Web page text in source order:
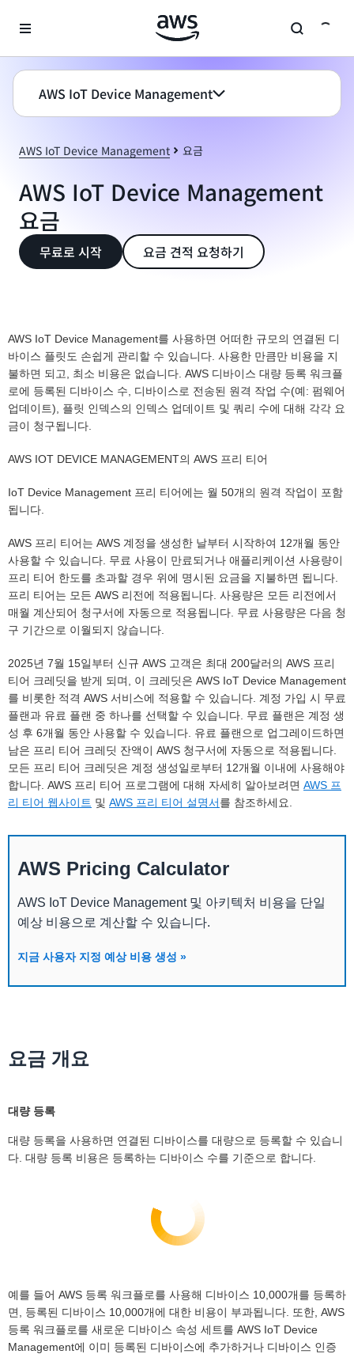
AWS IoT Device Management
AWS IoT Device Management 요금
AWS IoT Device Management
요금
무료로 시작 요금 견적 요청하기
AWS IoT Device Management를 사용하면 어떠한 규모의 연결된 디
바이스 플릿도 손쉽게 관리할 수 있습니다. 사용한 만큼만 비용을 지
불하면 되고, 최소 비용은 없습니다. AWS 디바이스 대량 등록 워크플
로에 등록된 디바이스 수, 디바이스로 전송된 원격 작업 수(예: 펌웨어
업데이트), 플릿 인덱스의 인덱스 업데이트 및 쿼리 수에 대해 각각 요
금이 청구됩니다.
AWS IOT DEVICE MANAGEMENT의 AWS 프리 티어
IoT Device Management 프리 티어에는 월 50개의 원격 작업이 포함
됩니다.
AWS 프리 티어는 AWS 계정을 생성한 날부터 시작하여 12개월 동안
사용할 수 있습니다. 무료 사용이 만료되거나 애플리케이션 사용량이
프리 티어 한도를 초과할 경우 위에 명시된 요금을 지불하면 됩니다.
프리 티어는 모든 AWS 리전에 적용됩니다. 사용량은 모든 리전에서
매월 계산되어 청구서에 자동으로 적용됩니다. 무료 사용량은 다음 청
구 기간으로 이월되지 않습니다.
2025년 7월 15일부터 신규 AWS 고객은 최대 200달러의 AWS 프리
티어 크레딧을 받게 되며, 이 크레딧은 AWS IoT Device Management
를 비롯한 적격 AWS 서비스에 적용할 수 있습니다. 계정 가입 시 무료
플랜과 유료 플랜 중 하나를 선택할 수 있습니다. 무료 플랜은 계정 생
성 후 6개월 동안 사용할 수 있습니다. 유료 플랜으로 업그레이드하면
남은 프리 티어 크레딧 잔액이 AWS 청구서에 자동으로 적용됩니다.
모든 프리 티어 크레딧은 계정 생성일로부터 12개월 이내에 사용해야
합니다. AWS 프리 티어 프로그램에 대해 자세히 알아보려면 AWS 프
리 티어 웹사이트 및 AWS 프리 티어 설명서를 참조하세요.
AWS Pricing Calculator
AWS IoT Device Management 및 아키텍처 비용을 단일
예상 비용으로 계산할 수 있습니다.
지금 사용자 지정 예상 비용 생성 »
요금 개요
대량 등록
대량 등록을 사용하면 연결된 디바이스를 대량으로 등록할 수 있습니
다. 대량 등록 비용은 등록하는 디바이스 수를 기준으로 합니다.
예를 들어 AWS 등록 워크플로를 사용해 디바이스 10,000개를 등록하
면, 등록된 디바이스 10,000개에 대한 비용이 부과됩니다. 또한, AWS
등록 워크플로를 새로운 디바이스 속성 세트를 AWS IoT Device
Management에 이미 등록된 디바이스에 추가하거나 디바이스 인증